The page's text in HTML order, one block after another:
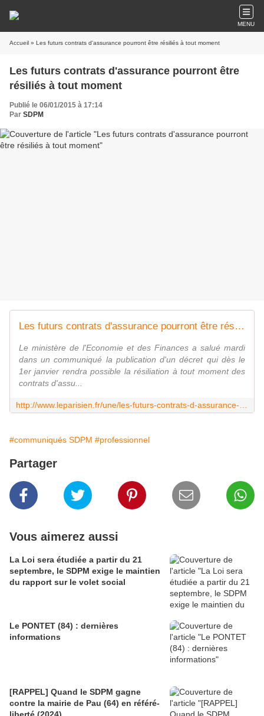
MENU
Accueil » Les futurs contrats d'assurance pourront être résiliés à tout moment
Les futurs contrats d'assurance pourront être
résiliés à tout moment
Publié le 06/01/2015 à 17:14
Par SDPM
Les futurs contrats d'assurance pourront être résiliés à tout moment
Le ministère de l'Economie et des Finances a salué mardi
dans un communiqué la publication d'un décret qui dès le
1er janvier rendra possible la résiliation à tout moment des
contrats d'assu...
#communiqués SDPM #professionnel
Partager
Vous aimerez aussi
La Loi sera étudiée a partir du 21
septembre, le SDPM exige le maintien
du rapport sur le volet social
Le PONTET (84) : dernières
informations
[RAPPEL] Quand le SDPM gagne
contre la mairie de Pau (64) en référé-